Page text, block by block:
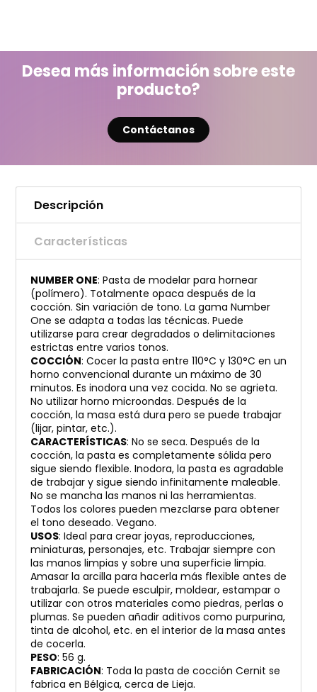
Desea más información sobre este
producto?
Contáctanos
Descripción
Características
NUMBER ONE: Pasta de modelar para hornear
(polímero). Totalmente opaca después de la
cocción. Sin variación de tono. La gama Number
One se adapta a todas las técnicas. Puede
utilizarse para crear degradados o delimitaciones
estrictas entre varios tonos.
COCCIÓN: Cocer la pasta entre 110°C y 130°C en un
horno convencional durante un máximo de 30
minutos. Es inodora una vez cocida. No se agrieta.
No utilizar horno microondas. Después de la
cocción, la masa está dura pero se puede trabajar
(lijar, pintar, etc.).
CARACTERÍSTICAS: No se seca. Después de la
cocción, la pasta es completamente sólida pero
sigue siendo flexible. Inodora, la pasta es agradable
de trabajar y sigue siendo infinitamente maleable.
No se mancha las manos ni las herramientas.
Todos los colores pueden mezclarse para obtener
el tono deseado. Vegano.
USOS: Ideal para crear joyas, reproducciones,
miniaturas, personajes, etc. Trabajar siempre con
las manos limpias y sobre una superficie limpia.
Amasar la arcilla para hacerla más flexible antes de
trabajarla. Se puede esculpir, moldear, estampar o
utilizar con otros materiales como piedras, perlas o
plumas. Se pueden añadir aditivos como purpurina,
tinta de alcohol, etc. en el interior de la masa antes
de cocerla.
PESO: 56 g.
FABRICACIÓN: Toda la pasta de cocción Cernit se
fabrica en Bélgica, cerca de Lieja.